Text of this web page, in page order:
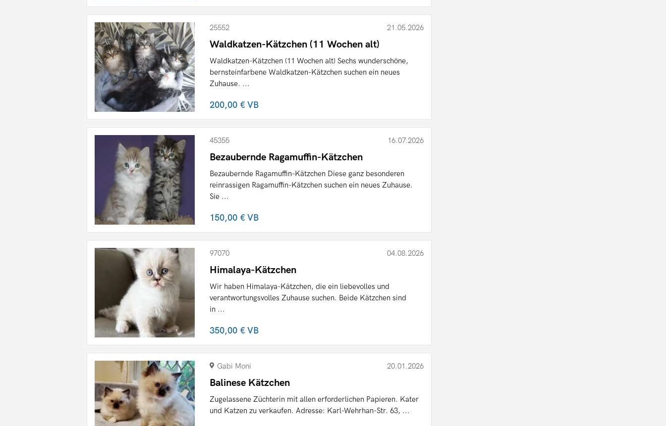
25552 21.05.2026
Waldkatzen-Kätzchen (11 Wochen alt)
Waldkatzen-Kätzchen (11 Wochen alt) Sechs wunderschöne,
bernsteinfarbene Waldkatzen-Kätzchen suchen ein neues
Zuhause. ...
200,00 €VB
45355 16.07.2026
Bezaubernde Ragamuffin-Kätzchen
Bezaubernde Ragamuffin-Kätzchen Diese ganz besonderen
reinrassigen Ragamuffin-Kätzchen suchen ein neues Zuhause.
Sie ...
150,00 €VB
97070 04.08.2026
Himalaya-Kätzchen
Wir haben Himalaya-Kätzchen, die ein liebevolles und
verantwortungsvolles Zuhause suchen. Beide Kätzchen sind
in ...
350,00 €VB
Gabi Moni 20.01.2026
Balinese Kätzchen
Zugelassene Züchterin mit allen erforderlichen Papieren. Kater
und Katzen zu verkaufen. Adresse: Karl-Wehrhan-Str. 63, ...